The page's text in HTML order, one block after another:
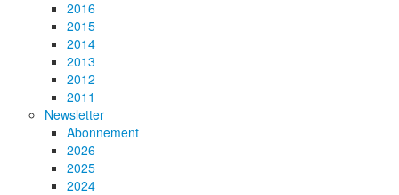
2016
2015
2014
2013
2012
2011
Newsletter
Abonnement
2026
2025
2024